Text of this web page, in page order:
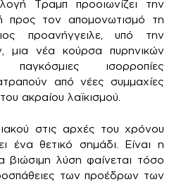
Τραμπ προοιωνίζει την
προς τον απομονωτισμό τη
προανήγγειλε, υπό την
μια νέα κούρσα πυρηνικών
ισορροπίες
από νέες συμμαχίες
ακραίου λαϊκισμού.
στις αρχές του χρόνου
ένα θετικό σημάδι. Είναι η
λύση φαίνεται τόσο
των προέδρων των